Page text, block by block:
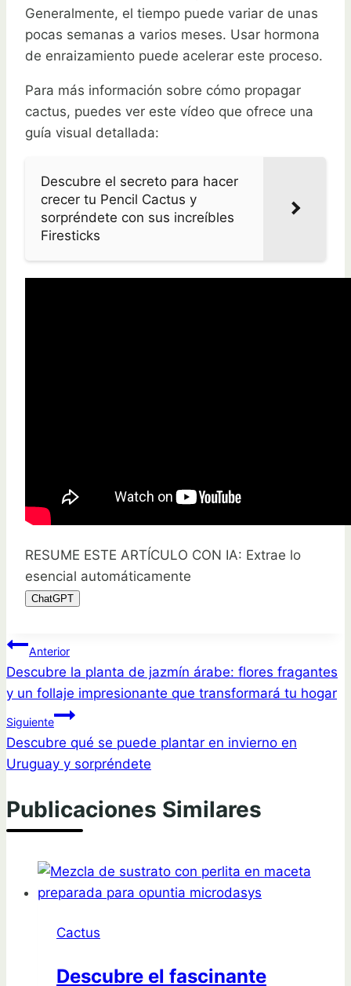
Generalmente, el tiempo puede variar de unas
pocas semanas a varios meses. Usar hormona
de enraizamiento puede acelerar este proceso.
Para más información sobre cómo propagar
cactus, puedes ver este vídeo que ofrece una
guía visual detallada:
Descubre el secreto para hacer
crecer tu Pencil Cactus y
sorpréndete con sus increíbles
Firesticks
RESUME ESTE ARTÍCULO CON IA: Extrae lo
esencial automáticamente
ChatGPT
Navegación
de
entradas
Anterior
Descubre la planta de jazmín árabe: flores fragantes
y un follaje impresionante que transformará tu hogar
Siguiente
Descubre qué se puede plantar en invierno en
Uruguay y sorpréndete
Publicaciones Similares
Cactus
Descubre el fascinante